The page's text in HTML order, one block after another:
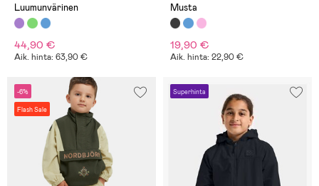
Luumunvärinen
44,90 €
Aik. hinta: 63,90 €
Musta
19,90 €
Aik. hinta: 22,90 €
-6%
Flash Sale
Superhinta